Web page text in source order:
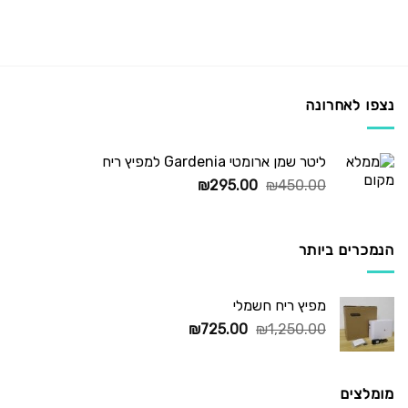
נצפו לאחרונה
ליטר שמן ארומטי Gardenia למפיץ ריח
₪450.00
המחיר
₪295.00
המחיר
הנמכרים ביותר
מפיץ ריח חשמלי
₪1,250.00
המחיר
₪725.00
המחיר
מומלצים